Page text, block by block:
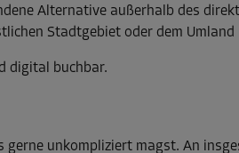
Alternative außerhalb des
Stadtgebiet oder dem Umland
digital buchbar.
unkompliziert magst. An